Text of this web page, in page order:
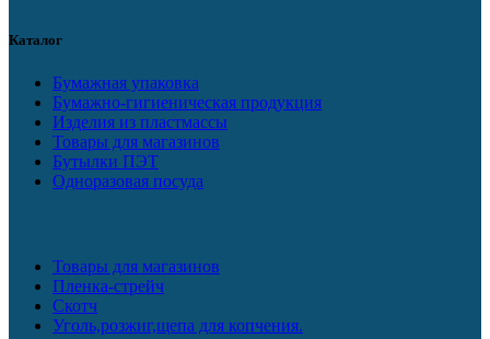
Каталог
Бумажная упаковка
Бумажно-гигиеническая продукция
Изделия из пластмассы
Товары для магазинов
Бутылки ПЭТ
Одноразовая посуда
Товары для магазинов
Пленка-стрейч
Скотч
Уголь,розжиг,щепа для копчения.